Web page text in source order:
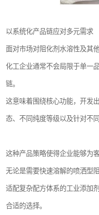
以系统化产品链应对多元需求
面对市场对阻化剂水溶性及其
化工企业通常不会局限于单一
链。
这意味着围绕核心功能，开发
态、不同纯度等级以及针对不
这种产品策略使得企业能够为
无论是需要快速溶解的喷洒型
适配复杂配方体系的工业添加
合适的选择。